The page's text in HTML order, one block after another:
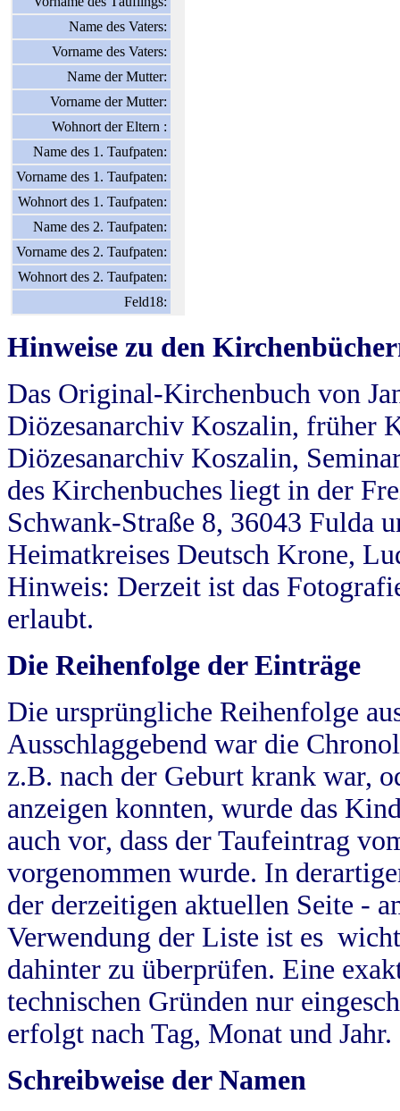
Name des Vaters:
Vorname des Vaters:
Name der Mutter:
Vorname der Mutter:
Wohnort der Eltern :
Name des 1. Taufpaten:
Vorname des 1. Taufpaten:
Wohnort des 1. Taufpaten:
Name des 2. Taufpaten:
Vorname des 2. Taufpaten:
Wohnort des 2. Taufpaten:
Feld18:
Hinweise zu den
Das Original-Kirchenbuch von
Diözesanarchiv Koszalin, früher
Diözesanarchiv Koszalin,
des Kirchenbuches liegt in der
Schwank-Straße 8, 36043 Fulda
Heimatkreises Deutsch Krone,
Hinweis: Derzeit ist das
erlaubt.
Die Reihenfolge der Einträge
Die ursprüngliche Reihenfolge
Ausschlaggebend war die
z.B. nach der Geburt krank war,
anzeigen konnten, wurde das
auch vor, dass der Taufeintrag
vorgenommen wurde. In
der derzeitigen aktuellen Seite -
Verwendung der Liste ist es
dahinter zu überprüfen. Eine
technischen Gründen nur
erfolgt nach Tag, Monat und Jahr.
Schreibweise der Namen